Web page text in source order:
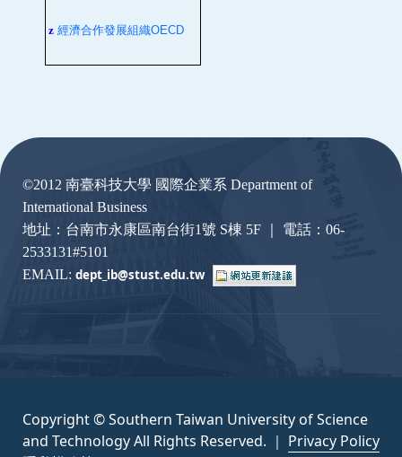
z 經濟合作發展組織OECD
©2012 南臺科技大學 國際企業系 Department of
International Business
地址：台南市永康區南台街1號 S棟 5F ｜ 電話：06-
2533131#5101
EMAIL: dept_ib@stust.edu.tw
Copyright © Southern Taiwan University of Science
and Technology All Rights Reserved. ｜ Privacy Policy